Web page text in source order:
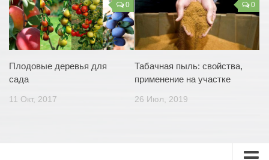
0
Плодовые деревья для
сада
11 Окт, 2017
0
Табачная пыль: свойства,
применение на участке
26 Июл, 2019